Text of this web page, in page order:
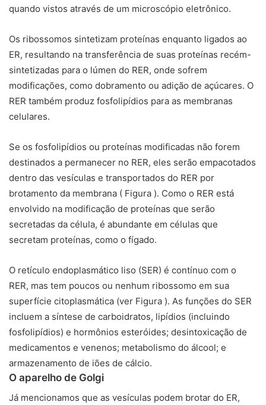
quando vistos através de um microscópio eletrônico.
Os ribossomos sintetizam proteínas enquanto ligados ao
ER, resultando na transferência de suas proteínas recém-
sintetizadas para o lúmen do RER, onde sofrem
modificações, como dobramento ou adição de açúcares. O
RER também produz fosfolipídios para as membranas
celulares.
Se os fosfolipídios ou proteínas modificadas não forem
destinados a permanecer no RER, eles serão empacotados
dentro das vesículas e transportados do RER por
brotamento da membrana ( Figura ). Como o RER está
envolvido na modificação de proteínas que serão
secretadas da célula, é abundante em células que
secretam proteínas, como o fígado.
O retículo endoplasmático liso (SER) é contínuo com o
RER, mas tem poucos ou nenhum ribossomo em sua
superfície citoplasmática (ver Figura ). As funções do SER
incluem a síntese de carboidratos, lipídios (incluindo
fosfolipídios) e hormônios esteróides; desintoxicação de
medicamentos e venenos; metabolismo do álcool; e
armazenamento de iões de cálcio.
O aparelho de Golgi
Já mencionamos que as vesículas podem brotar do ER,